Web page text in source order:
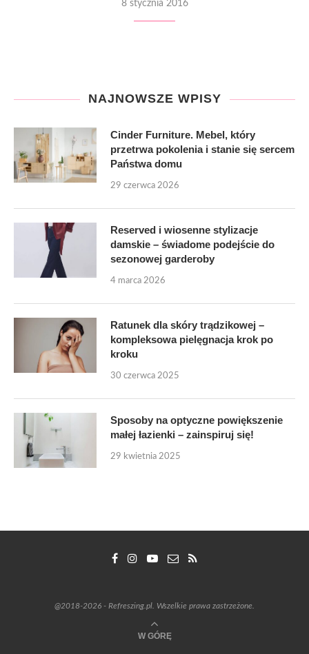
8 stycznia 2016
NAJNOWSZE WPISY
Cinder Furniture. Mebel, który
przetrwa pokolenia i stanie się sercem
Państwa domu
29 czerwca 2026
Reserved i wiosenne stylizacje
damskie – świadome podejście do
sezonowej garderoby
4 marca 2026
Ratunek dla skóry trądzikowej –
kompleksowa pielęgnacja krok po
kroku
30 czerwca 2025
Sposoby na optyczne powiększenie
małej łazienki – zainspiruj się!
29 kwietnia 2025
@2018-2026 - Refreszing.pl. Wszelkie prawa zastrzeżone.
W GÓRĘ